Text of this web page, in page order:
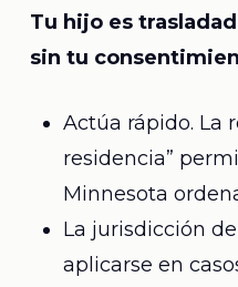
Tu hijo es
sin tu
Actúa rápido. La
residencia”
Minnesota
La jurisdicción
aplicarse en